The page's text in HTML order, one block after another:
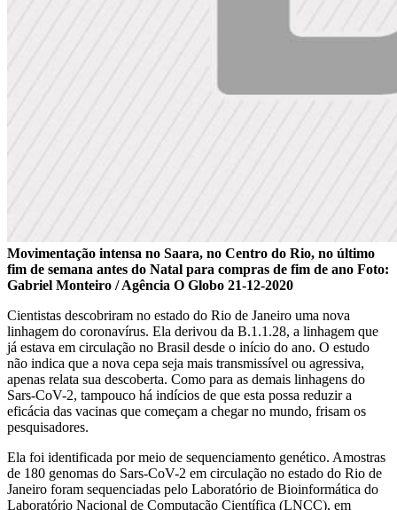
Movimentação intensa no Saara, no Centro do Rio, no último
fim de semana antes do Natal para compras de fim de ano Foto:
Gabriel Monteiro / Agência O Globo 21-12-2020
Cientistas descobriram no estado do Rio de Janeiro uma nova
linhagem do coronavírus. Ela derivou da B.1.1.28, a linhagem que
já estava em circulação no Brasil desde o início do ano. O estudo
não indica que a nova cepa seja mais transmissível ou agressiva,
apenas relata sua descoberta. Como para as demais linhagens do
Sars-CoV-2, tampouco há indícios de que esta possa reduzir a
eficácia das vacinas que começam a chegar no mundo, frisam os
pesquisadores.
Ela foi identificada por meio de sequenciamento genético. Amostras
de 180 genomas do Sars-CoV-2 em circulação no estado do Rio de
Janeiro foram sequenciadas pelo Laboratório de Bioinformática do
Laboratório Nacional de Computação Científica (LNCC), em